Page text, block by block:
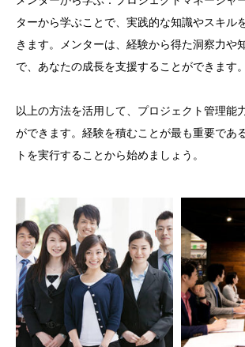
ターから学ぶことで、実践的な知識やスキル
きます。メンターは、経験から得た洞察力や
で、あなたの成長を支援することができます。
以上の方法を活用して、プロジェクト管理能
ができます。経験を積むことが最も重要であ
トを実行することから始めましょう。